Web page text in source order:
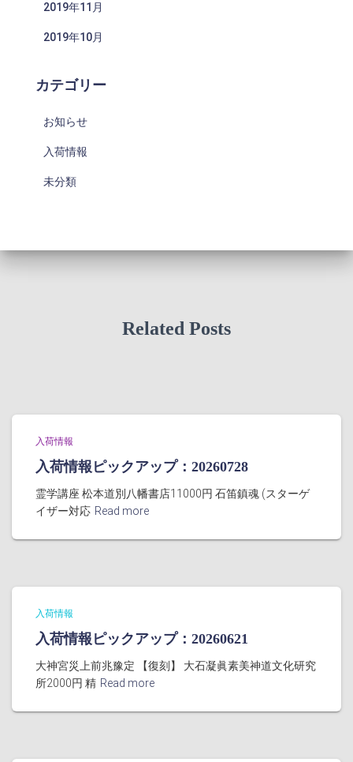
2019年11月
2019年10月
カテゴリー
お知らせ
入荷情報
未分類
Related Posts
入荷情報
入荷情報ピックアップ：20260728
霊学講座 松本道別八幡書店11000円 石笛鎮魂 (スターゲ
イザー対応 Read more
入荷情報
入荷情報ピックアップ：20260621
大神宮災上前兆豫定 【復刻】 大石凝眞素美神道文化研究
所2000円 精 Read more